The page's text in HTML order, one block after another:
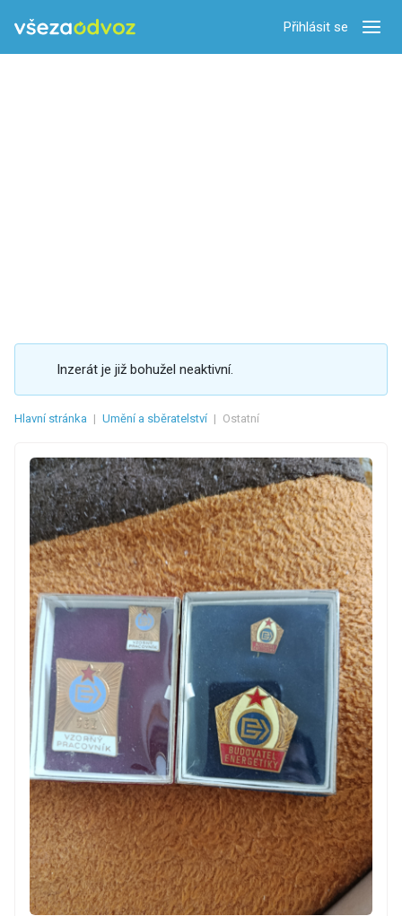
Přihlásit se
Inzerát je již bohužel neaktivní.
Hlavní stránka | Umění a sběratelství | Ostatní